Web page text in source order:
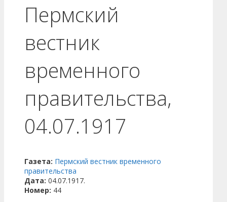
Пермский
вестник
временного
правительства,
04.07.1917
Газета: Пермский вестник временного
правительства
Дата: 04.07.1917.
Номер: 44